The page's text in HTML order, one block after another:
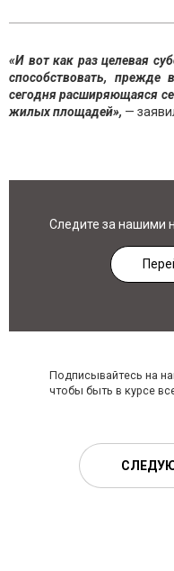
«И вот как раз целевая
способствовать, прежде
сегодня расширяющаяся
жилых площадей», —
Следите за нашими
Подписывайтесь на
чтобы быть в курсе